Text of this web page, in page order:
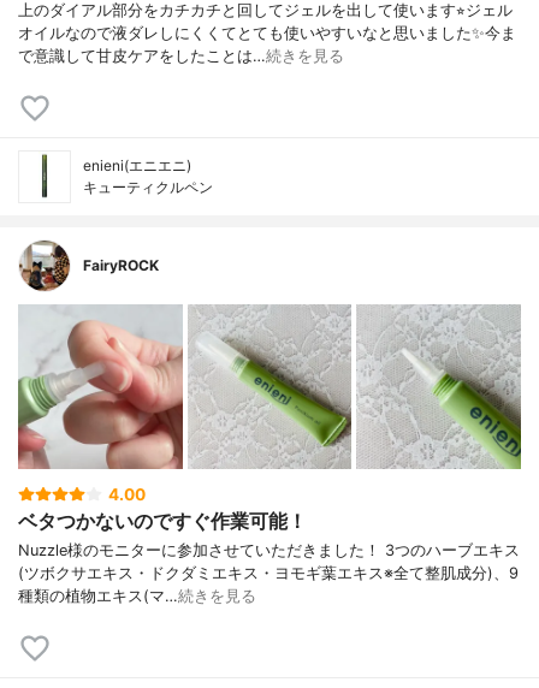
上のダイアル部分をカチカチと回してジェルを出して使います⭐︎ジェル
オイルなので液ダレしにくくてとても使いやすいなと思いました✨今ま
で意識して甘皮ケアをしたことは…続きを見る
enieni(エニエニ)
キューティクルペン
FairyROCK
4.00
ベタつかないのですぐ作業可能！
Nuzzle様のモニターに参加させていただきました！ 3つのハーブエキス
(ツボクサエキス・ドクダミエキス・ヨモギ葉エキス※全て整肌成分)、9
種類の植物エキス(マ…続きを見る